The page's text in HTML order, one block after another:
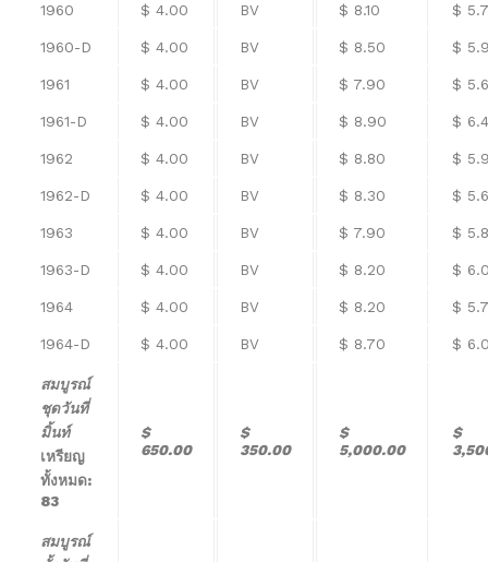
1960 $ 4.00 BV $ 8.10 $
1960-D $ 4.00 BV $ 8.50 $
1961 $ 4.00 BV $ 7.90 $
1961-D $ 4.00 BV $ 8.90 $
1962 $ 4.00 BV $ 8.80 $
1962-D $ 4.00 BV $ 8.30 $
1963 $ 4.00 BV $ 7.90 $
1963-D $ 4.00 BV $ 8.20 $
1964 $ 4.00 BV $ 8.20 $
1964-D $ 4.00 BV $ 8.70 $
สมบูรณ์
ชุดวันที่
มิ้นท์
เหรียญ
ทั้งหมด:
83
$
650.00
$
350.00
$
5,000.00
$
สมบูรณ์